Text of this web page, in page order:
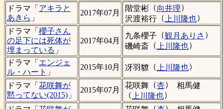
ドラマ「 アキラと
あきら 」
2017年07月
階堂彬 （向井理）
沢渡裕行（ 上川隆也）
ドラマ「 櫻子さん
の足下には死体が
埋まっている 」
2017年04月
九条櫻子 （観月ありさ ）
磯崎斎（ 上川隆也）
ドラマ「 エンジェ
ル・ハート 」
2015年10月 冴羽䝤 （ 上川隆也）
ドラマ「 花咲舞が
黙ってない(2015)」
2015年07月
花咲舞（杏）
相馬健
（ 上川隆也）